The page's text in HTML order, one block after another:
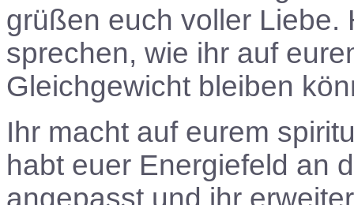
grüßen euch voller Liebe.
sprechen, wie ihr auf
Gleichgewicht bleiben
Ihr macht auf eurem
habt euer Energiefeld an
angepasst und ihr